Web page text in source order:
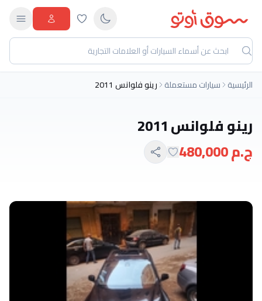
الرئيسية سيارات مستعملة رينو فلوانس 2011
رينو فلوانس 2011
ج.م 480,000